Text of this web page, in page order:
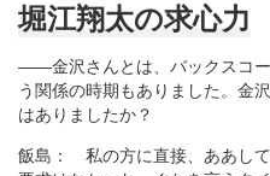
堀江翔太の求心力
――金沢さんとは、バックスコ
う関係の時期もありました。金
はありましたか？
飯島： 私の方に直接、ああし